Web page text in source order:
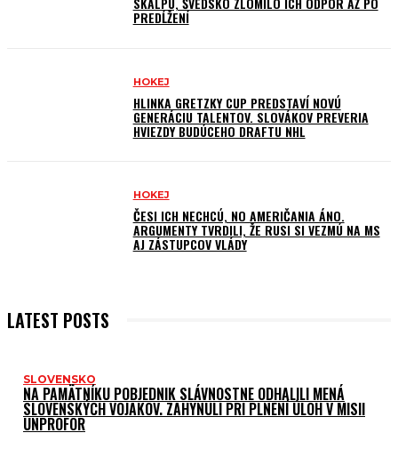
PREDĹŽENÍ
HOKEJ
HLINKA GRETZKY CUP PREDSTAVÍ NOVÚ
GENERÁCIU TALENTOV. SLOVÁKOV PREVERIA
HVIEZDY BUDÚCEHO DRAFTU NHL
HOKEJ
ČESI ICH NECHCÚ, NO AMERIČANIA ÁNO.
ARGUMENTY TVRDILI, ŽE RUSI SI VEZMÚ NA MS
AJ ZÁSTUPCOV VLÁDY
LATEST POSTS
SLOVENSKO
NA PAMÄTNÍKU POBJEDNIK SLÁVNOSTNE ODHALILI MENÁ
SLOVENSKÝCH VOJAKOV. ZAHYNULI PRI PLNENÍ ÚLOH V MISII
UNPROFOR